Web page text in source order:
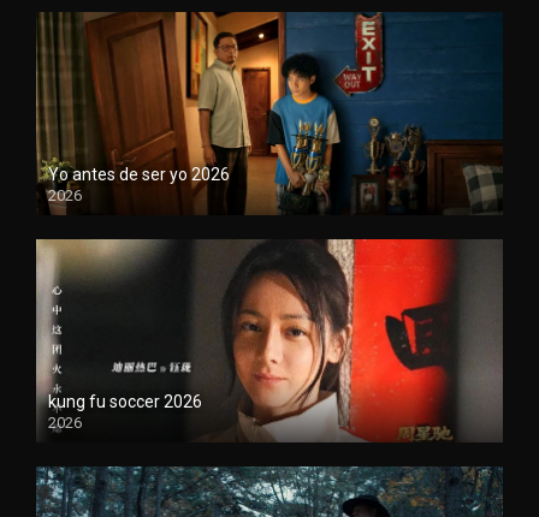
Yo antes de ser yo 2026
2026
1080P
kung fu soccer 2026
2026
1080P